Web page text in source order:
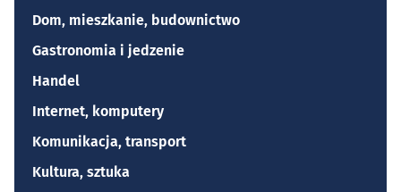
Dom, mieszkanie, budownictwo
Gastronomia i jedzenie
Handel
Internet, komputery
Komunikacja, transport
Kultura, sztuka